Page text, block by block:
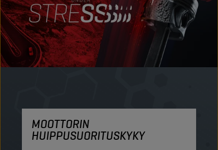
MOOTTORIN
HUIPPUSUORITUSKYKY